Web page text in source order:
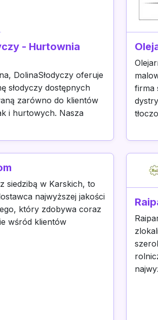
- Hurtownia
DolinaSłodyczy oferuje
słodyczy dostępnych
zarówno do klientów
i hurtowych. Nasza
firma
siedzibą w Karskich, to
najwyższej jakości
który zdobywa coraz
wśród klientów